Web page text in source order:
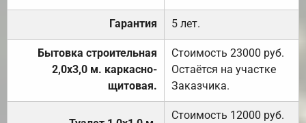
Гарантия 5 лет.
Бытовка строительная
2,0х3,0 м. каркасно-
щитовая.
Стоимость 23000 руб.
Остаётся на участке
Заказчика.
Стоимость 12000 руб.